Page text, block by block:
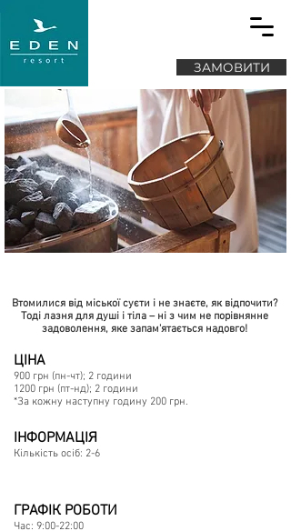
ЗАМОВИТИ
Втомилися від міської суєти і не знаєте, як відпочити?
Тоді лазня для душі і тіла – ні з чим не порівнянне
задоволення, яке запам'ятається надовго!
ЦІНА
900 грн (пн-чт); 2 години
1200 грн (пт-нд); 2 години
*За кожну наступну годину 200 грн.
ІНФОРМАЦІЯ
Кількість осіб: 2-6
ГРАФІК РОБОТИ
Час: 9:00-22:00